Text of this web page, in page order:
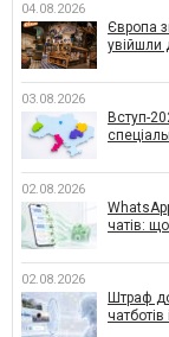
04.08.2026
Європа
увійшли
03.08.2026
Вступ-
02.08.2026
чатів:
02.08.2026
Штраф
чатботів